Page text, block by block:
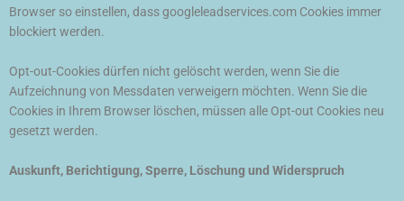
Browser so einstellen, dass googleleadservices.com Cookies immer
blockiert werden.
Opt-out-Cookies dürfen nicht gelöscht werden, wenn Sie die
Aufzeichnung von Messdaten verweigern möchten. Wenn Sie die
Cookies in Ihrem Browser löschen, müssen alle Opt-out Cookies neu
gesetzt werden.
Auskunft, Berichtigung, Sperre, Löschung und Widerspruch